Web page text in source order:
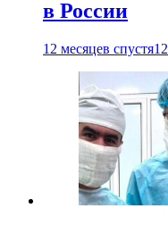
в России
12 месяцев спустя